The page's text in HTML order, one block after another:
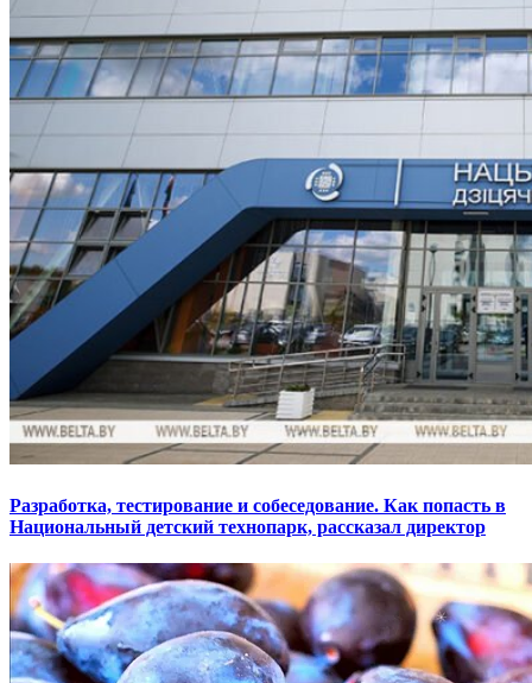
Разработка, тестирование и собеседование. Как попасть в
Национальный детский технопарк, рассказал директор